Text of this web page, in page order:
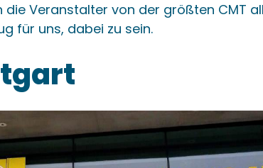
Veranstalter von der größten CMT
für uns, dabei zu sein.